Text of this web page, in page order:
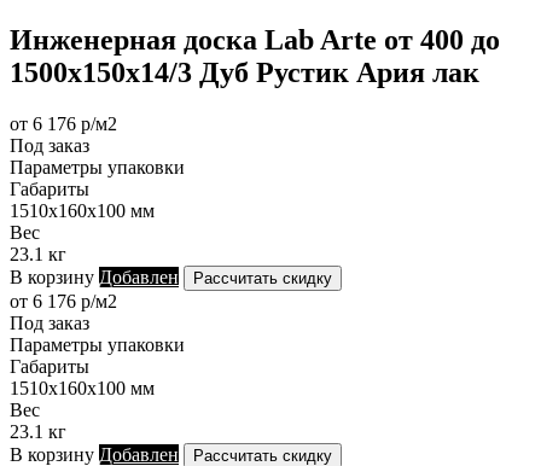
Инженерная доска Lab Arte от 400 до
1500х150х14/3 Дуб Рустик Ария лак
от 6 176 р/м2
Под заказ
Параметры упаковки
Габариты
1510х160х100 мм
Вес
23.1 кг
В корзину Добавлен Рассчитать скидку
от 6 176 р/м2
Под заказ
Параметры упаковки
Габариты
1510х160х100 мм
Вес
23.1 кг
В корзину Добавлен Рассчитать скидку